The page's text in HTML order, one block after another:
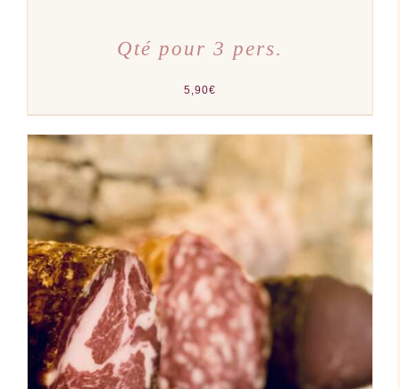
Qté pour 3 pers.
5,90€
AJOUTER AU PANIER
/
DÉTAILS